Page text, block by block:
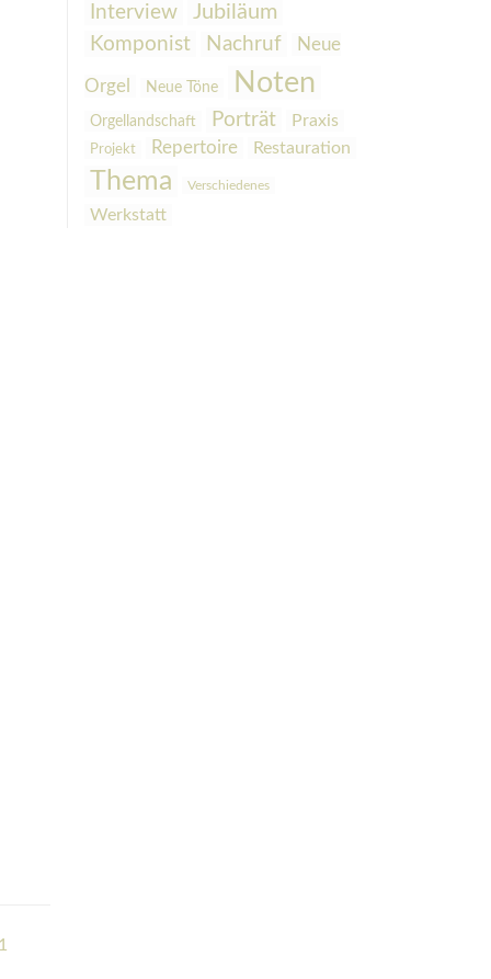
Interview
Jubiläum
Komponist
Nachruf Neue
Orgel Neue Töne Noten
Orgellandschaft Porträt Praxis
Projekt Repertoire Restauration
Thema Verschiedenes
Werkstatt